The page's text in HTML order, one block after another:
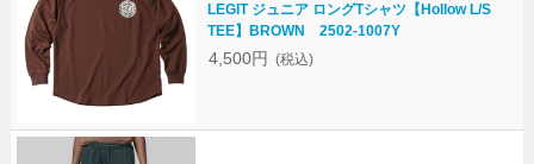
LEGIT ジュニア ロングTシャツ【Hollow L/S
TEE】BROWN 2502-1007Y
4,500円 (税込)